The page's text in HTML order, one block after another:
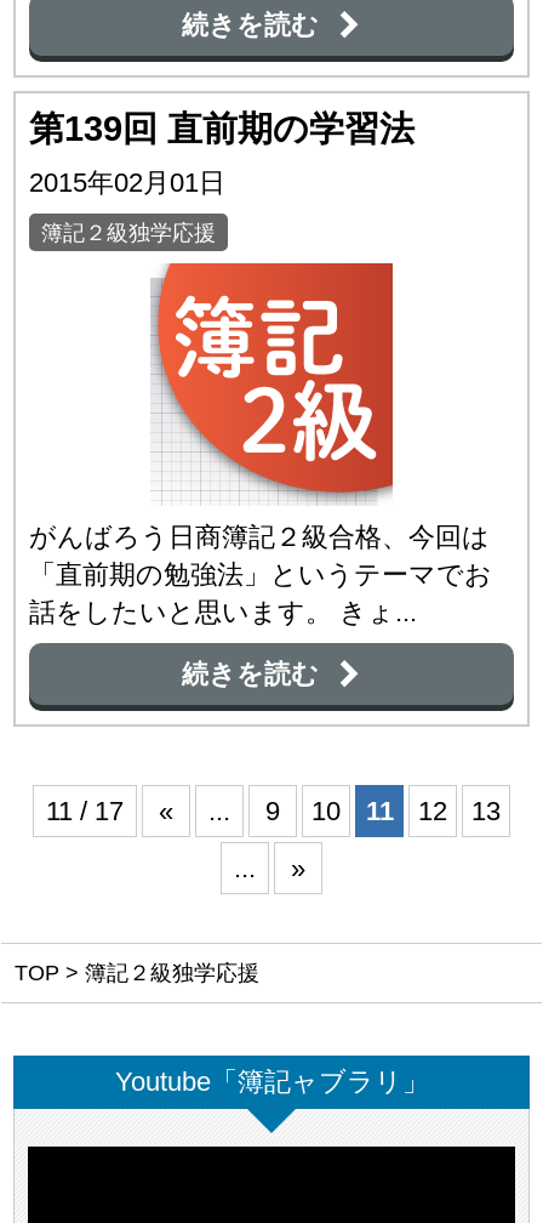
続きを読む
第139回 直前期の学習法
2015年02月01日
簿記２級独学応援
がんばろう日商簿記２級合格、今回は
「直前期の勉強法」というテーマでお
話をしたいと思います。 きょ...
続きを読む
11 / 17 « ... 9 10 11 12
13
...
»
TOP > 簿記２級独学応援
Youtube「簿記ャブラリ」